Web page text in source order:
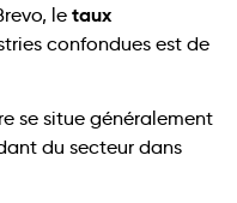
le taux
confondues est de
se situe généralement
du secteur dans